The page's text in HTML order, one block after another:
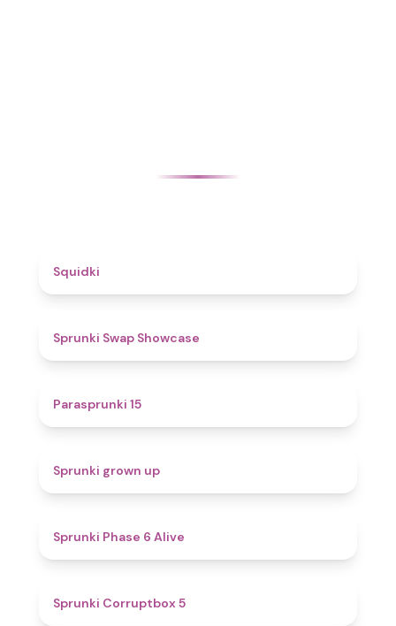
Squidki
Sprunki Swap Showcase
Parasprunki 15
Sprunki grown up
Sprunki Phase 6 Alive
Sprunki Corruptbox 5